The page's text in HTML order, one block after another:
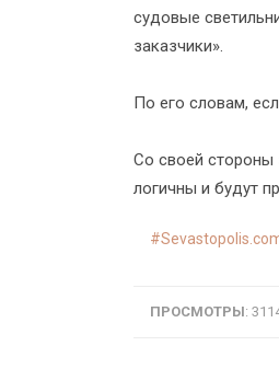
судовые
заказчики».
По его словам,
Со своей стороны
логичны и будут
ПРОСМОТРЫ: